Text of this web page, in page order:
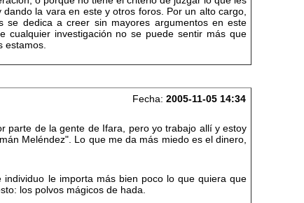
la vara en este y otros foros. Por un alto cargo,
dedica a creer sin mayores argumentos en este
investigación no se puede sentir más que
estamos.
Fecha:2005-11-05 14:34
parte de la gente de Ifara, pero yo trabajo allí y estoy
Meléndez". Lo que me da más miedo es el dinero,
le importa más bien poco lo que quiera que
los polvos mágicos de hada.